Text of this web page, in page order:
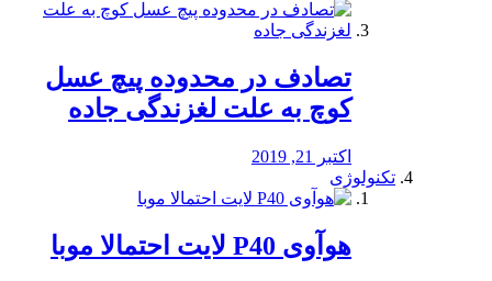
تصادف در محدوده پیچ عسل
کوچ به علت لغزندگی جاده
اکتبر 21, 2019
تکنولوژی
هوآوی P40 لایت احتمالا موبا